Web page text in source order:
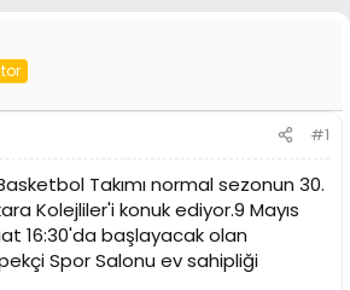
#1
Takımı normal sezonun 30.
Kolejliler'i konuk ediyor.9 Mayıs
16:30'da başlayacak olan
Spor Salonu ev sahipliği